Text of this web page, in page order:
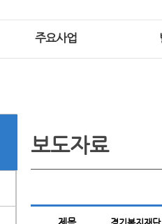
주요사업
보도자료